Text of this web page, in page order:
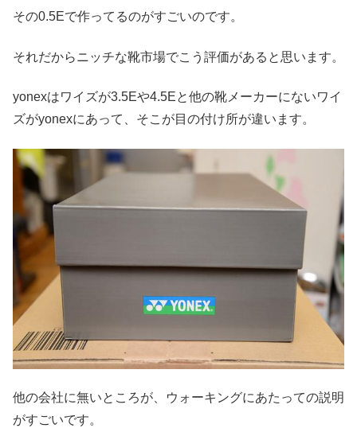
その0.5Eで作ってるのがすごいのです。
それだからニッチな靴市場でこう評価があると思います。
yonexはワイズが3.5Eや4.5Eと他の靴メーカーにないワイ
ズがyonexにあって、そこが目の付け所が違います。
他の会社に無いところが、ウォーキングにあたっての説明
がすごいです。